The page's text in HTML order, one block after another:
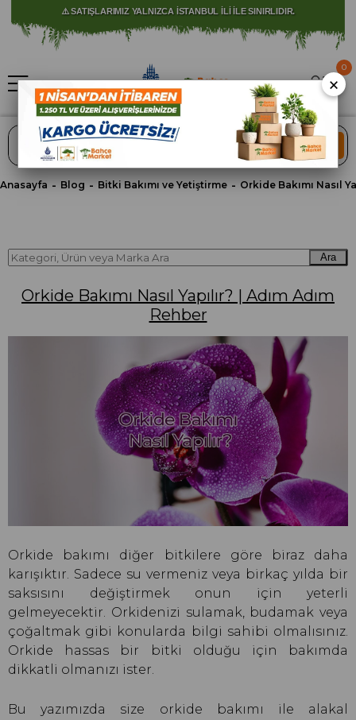
⚠️ SATIŞLARIMIZ YALNIZCA İSTANBUL İLİ İLE SINIRLIDIR.
ARA
0
Anasayfa Blog Bitki Bakımı ve Yetiştirme
Ara
Orkide Bakımı Nasıl Yapılır? | Adım Adım
Rehber
Orkide bakımı diğer bitkilere göre biraz daha
karışıktır. Sadece su vermeniz veya birkaç yılda bir
saksısını değiştirmek onun için yeterli
gelmeyecektir. Orkidenizi sulamak, budamak veya
çoğaltmak gibi konularda bilgi sahibi olmalısınız.
Orkide hassas bir bitki olduğu için bakımda
dikkatli olmanızı ister.
Bu yazımızda size orkide bakımı ile alakal
×